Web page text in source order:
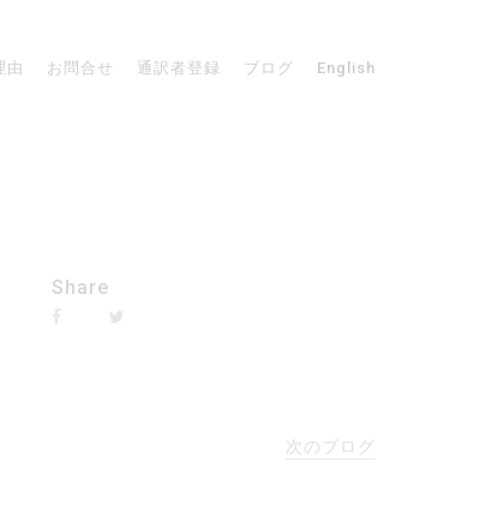
由 お問合せ 通訳者登録 ブログ English
Share
次のブログ